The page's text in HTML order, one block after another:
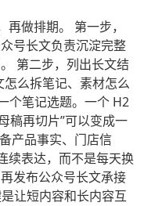
做排期。 第一步，
号长文负责沉淀完整
第二步，列出长文结
么拆笔记、素材怎么
个笔记选题。一个 H2
稿再切片”可以变成一
产品事实、门店信
续表达，而不是每天换
发布公众号长文承接
让短内容和长内容互